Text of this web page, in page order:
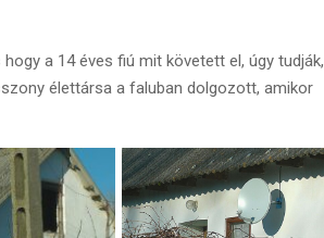
a 14 éves fiú mit követett el, úgy tudják,
élettársa a faluban dolgozott, amikor